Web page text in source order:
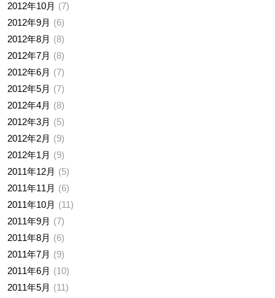
2012年10月
7
2012年9月
6
2012年8月
8
2012年7月
8
2012年6月
7
2012年5月
7
2012年4月
8
2012年3月
5
2012年2月
9
2012年1月
9
2011年12月
5
2011年11月
6
2011年10月
11
2011年9月
7
2011年8月
6
2011年7月
9
2011年6月
10
2011年5月
11